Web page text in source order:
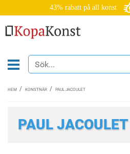
43% rabatt på all konst
HEM KONSTNÄR PAUL JACOULET
PAUL JACOULET